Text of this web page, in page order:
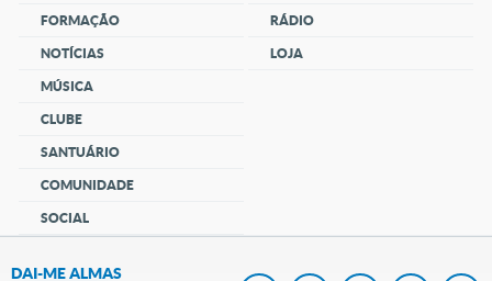
FORMAÇÃO
NOTÍCIAS
MÚSICA
CLUBE
SANTUÁRIO
COMUNIDADE
SOCIAL
RÁDIO
LOJA
DAI-ME ALMAS